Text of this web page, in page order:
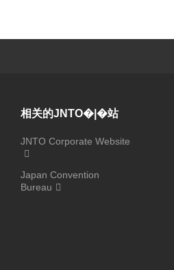
相关的JNTO�|�站
JNTO Corporate Website
Japan Convention
Bureau